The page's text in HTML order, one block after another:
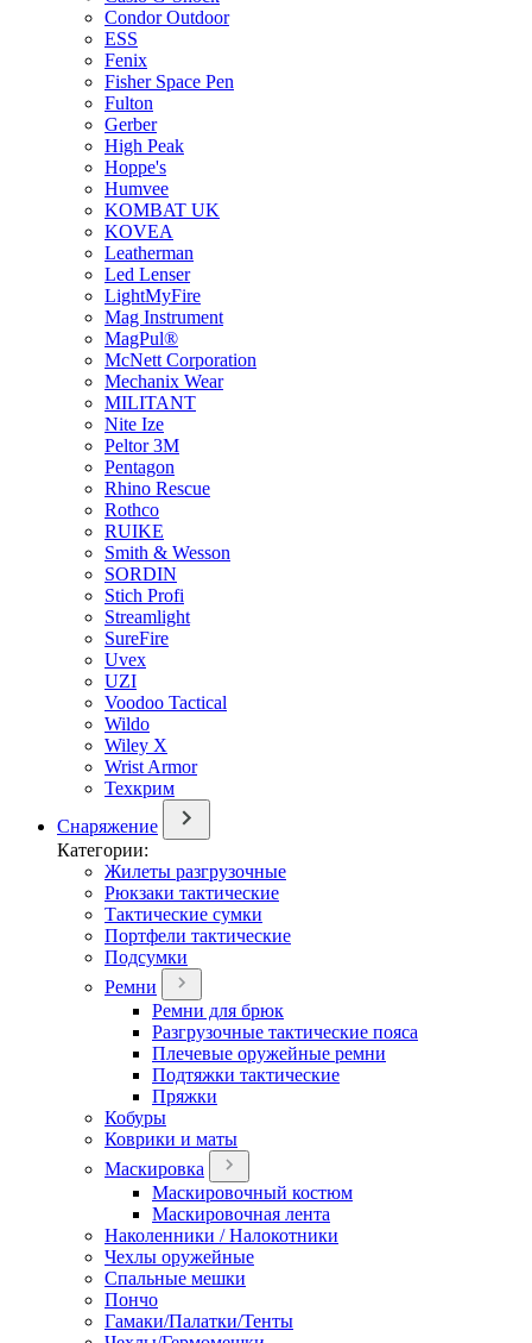
Condor Outdoor
ESS
Fenix
Fisher Space Pen
Fulton
Gerber
High Peak
Hoppe's
Humvee
KOMBAT UK
KOVEA
Leatherman
Led Lenser
LightMyFire
Mag Instrument
MagPul®
McNett Corporation
Mechanix Wear
MILITANT
Nite Ize
Peltor 3M
Pentagon
Rhino Rescue
Rothco
RUIKE
Smith & Wesson
SORDIN
Stich Profi
Streamlight
SureFire
Uvex
UZI
Voodoo Tactical
Wildo
Wiley X
Wrist Armor
Техкрим
Снаряжение
Категории:
Жилеты разгрузочные
Рюкзаки тактические
Тактические сумки
Портфели тактические
Подсумки
Ремни
Ремни для брюк
Разгрузочные тактические пояса
Плечевые оружейные ремни
Подтяжки тактические
Пряжки
Кобуры
Коврики и маты
Маскировка
Маскировочный костюм
Маскировочная лента
Наколенники / Налокотники
Чехлы оружейные
Спальные мешки
Пончо
Гамаки/Палатки/Тенты